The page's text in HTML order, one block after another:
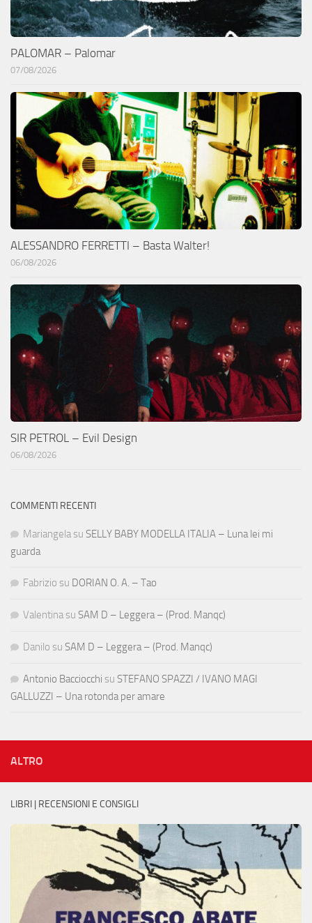
PALOMAR – Palomar
07/08/2026
ALESSANDRO FERRETTI – Basta Walter!
06/08/2026
SIR PETROL – Evil Design
06/08/2026
COMMENTI RECENTI
Mariangela su SELLY BABY MODELLA ITALIA – Luna lei mi
guarda
Fabrizio su DORIAN O. A. – Tao
Valentina su SAM D – Leggera – (Prod. Manqc)
Danilo su SAM D – Leggera – (Prod. Manqc)
Antonio Bacciocchi su STEFANO SPAZZI / IVANO MAGI
GALLUZZI – Una rotonda per amare
ALTRO
LIBRI | RECENSIONI E CONSIGLI